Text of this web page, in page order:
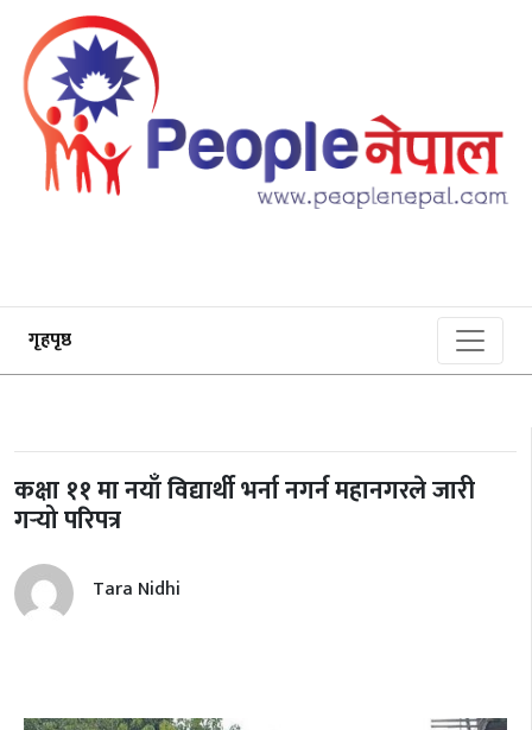
गृहपृष्ठ
कक्षा ११ मा नयाँ विद्यार्थी भर्ना नगर्न महानगरले जारी
गर्‍यो परिपत्र
Tara Nidhi